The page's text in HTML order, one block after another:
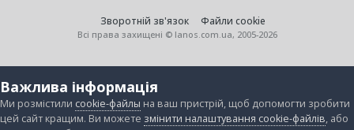
Зворотній зв'язок Файли cookie
Всі права захищені © lanos.com.ua, 2005-2026
Важлива інформація
Ми розмістили cookie-файлы на ваш пристрій, щоб допомогти зробити
цей сайт кращим. Ви можете змінити налаштування cookie-файлів, або